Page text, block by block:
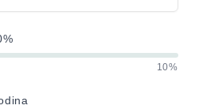
%
10%